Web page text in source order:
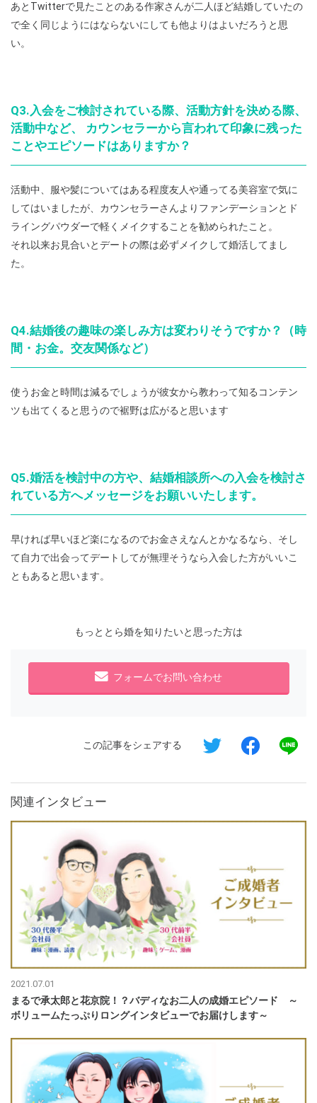
あとTwitterで見たことのある作家さんが二人ほど結婚していたの
で全く同じようにはならないにしても他よりはよいだろうと思
い。
Q3.入会をご検討されている際、活動方針を決める際、
活動中など、 カウンセラーから言われて印象に残った
ことやエピソードはありますか？
活動中、服や髪についてはある程度友人や通ってる美容室で気に
してはいましたが、カウンセラーさんよりファンデーションとド
ライングパウダーで軽くメイクすることを勧められたこと。
それ以来お見合いとデートの際は必ずメイクして婚活してまし
た。
Q4.結婚後の趣味の楽しみ方は変わりそうですか？（時
間・お金。交友関係など）
使うお金と時間は減るでしょうが彼女から教わって知るコンテン
ツも出てくると思うので裾野は広がると思います
Q5.婚活を検討中の方や、結婚相談所への入会を検討さ
れている方へメッセージをお願いいたします。
早ければ早いほど楽になるのでお金さえなんとかなるなら、そし
て自力で出会ってデートしてが無理そうなら入会した方がいいこ
ともあると思います。
もっととら婚を知りたいと思った方は
フォームでお問い合わせ
この記事をシェアする
関連インタビュー
2021.07.01
まるで承太郎と花京院！？バディなお二人の成婚エピソード ～
ボリュームたっぷりロングインタビューでお届けします～